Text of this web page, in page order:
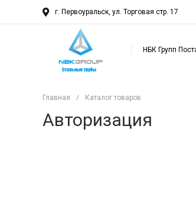
г. Первоуральск, ул. Торговая стр. 17
НБК Групп
Главная / Каталог товаров
Авторизация